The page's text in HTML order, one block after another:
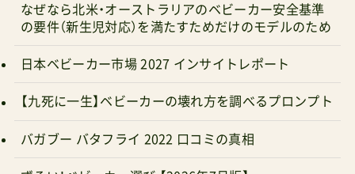
なぜなら北米・オーストラリアのベビーカー安全基準
の要件（新生児対応）を満たすためだけのモデルのため
日本ベビーカー市場 2027 インサイトレポート
【九死に一生】ベビーカーの壊れ方を調べるプロンプト
バガブー バタフライ 2022 口コミの真相